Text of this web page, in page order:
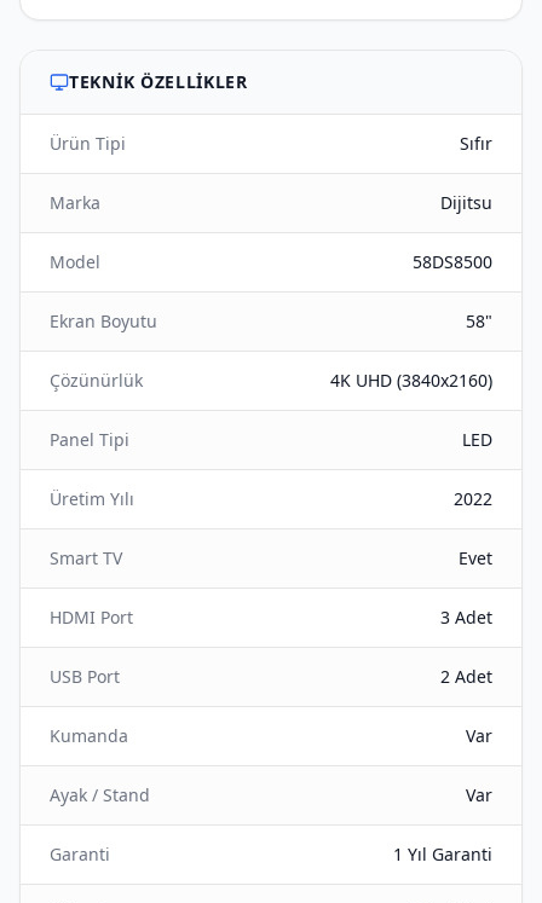
TEKNIK ÖZELLIKLER
Ürün Tipi Sıfır
Marka Dijitsu
Model 58DS8500
Ekran Boyutu 58"
Çözünürlük 4K UHD (3840x2160)
Panel Tipi LED
Üretim Yılı 2022
Smart TV Evet
HDMI Port 3 Adet
USB Port 2 Adet
Kumanda Var
Ayak / Stand Var
Garanti 1 Yıl Garanti